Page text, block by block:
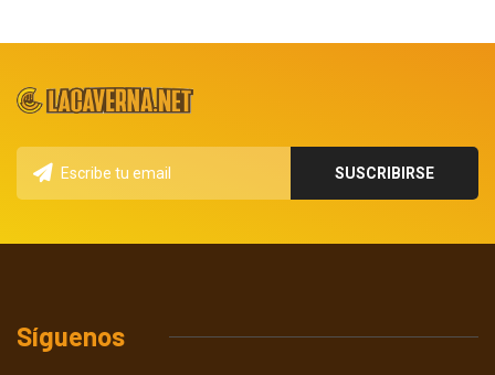
Síguenos